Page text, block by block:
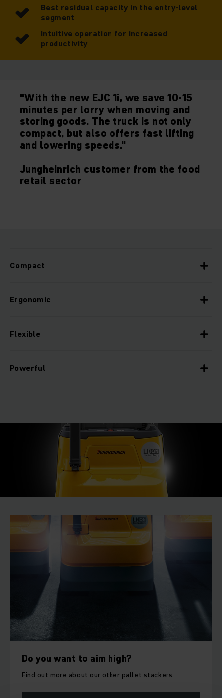
Atbilst Jūsu individuālajām prasībām, izvēloties
dažādas ietilpības akumulatorus un iebūvētos
Kā pionieris un vadošais eksperts intralogistikas jomā mēs
cenas un veiktspējas attiecību.
Best residual capacity in the entry-level
segment
Intuitive operation for increased
productivity
"With the new EJC 1i, we save 10-15
minutes per lorry when moving and
storing goods. The truck is not only
compact, but also offers fast lifting
and lowering speeds."
Jungheinrich customer from the food
retail sector
Compact
Ergonomic
Flexible
Powerful
Do you want to aim high?
Find out more about our other pallet stackers.